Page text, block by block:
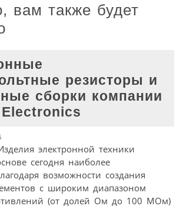
вам также будет
резисторы и
сборки компании
электронной техники
сегодня наиболее
возможности создания
с широким диапазоном
(от долей Ом до 100 МОм)